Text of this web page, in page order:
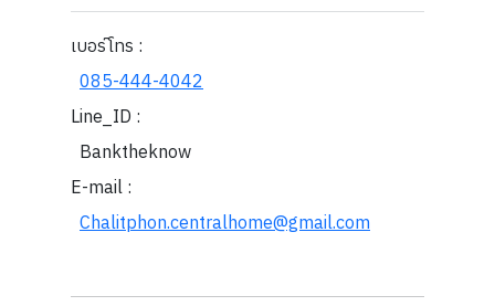
เบอร์โทร :
085-444-4042
Line_ID :
Banktheknow
E-mail :
Chalitphon.centralhome@gmail.com